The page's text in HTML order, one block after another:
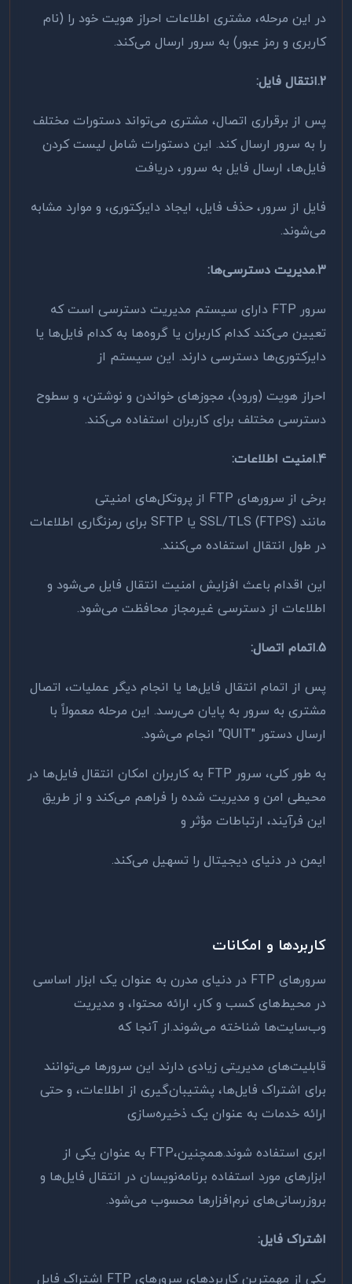
در این مرحله، مشتری اطلاعات احراز هویت خود را (نام
کاربری و رمز عبور) به سرور ارسال می‌کند.
2.انتقال فایل :
پس از برقراری اتصال، مشتری می‌تواند دستورات مختلف
را به سرور ارسال کند. این دستورات شامل لیست کردن
فایل‌ها، ارسال فایل به سرور، دریافت
فایل از سرور، حذف فایل، ایجاد دایرکتوری، و موارد مشابه
می‌شوند.
3.مدیریت دسترسی‌ها :
سرور FTP دارای سیستم مدیریت دسترسی است که
تعیین می‌کند کدام کاربران یا گروه‌ها به کدام فایل‌ها یا
دایرکتوری‌ها دسترسی دارند. این سیستم از
احراز هویت (ورود)، مجوزهای خواندن و نوشتن، و سطوح
دسترسی مختلف برای کاربران استفاده می‌کند.
4.امنیت اطلاعات :
برخی از سرورهای FTP از پروتکل‌های امنیتی
مانند SSL/TLS (FTPS) یا SFTP برای رمزنگاری اطلاعات
در طول انتقال استفاده می‌کنند.
این اقدام باعث افزایش امنیت انتقال فایل می‌شود و
اطلاعات از دسترسی غیرمجاز محافظت می‌شود.
5.اتمام اتصال :
پس از اتمام انتقال فایل‌ها یا انجام دیگر عملیات، اتصال
مشتری به سرور به پایان می‌رسد. این مرحله معمولاً با
ارسال دستور "QUIT" انجام می‌شود.
به طور کلی، سرور FTP به کاربران امکان انتقال فایل‌ها در
محیطی امن و مدیریت شده را فراهم می‌کند و از طریق
این فرآیند، ارتباطات مؤثر و
ایمن در دنیای دیجیتال را تسهیل می‌کند.
کاربردها و امکانات
سرورهای FTP در دنیای مدرن به عنوان یک ابزار اساسی
در محیط‌های کسب و کار، ارائه محتوا، و مدیریت
وب‌سایت‌ها شناخته می‌شوند.از آنجا که
قابلیت‌های مدیریتی زیادی دارند این سرورها می‌توانند
برای اشتراک فایل‌ها، پشتیبان‌گیری از اطلاعات، و حتی
ارائه خدمات به عنوان یک ذخیره‌سازی
ابری استفاده شوند.همچنین،FTP به عنوان یکی از
ابزارهای مورد استفاده برنامه‌نویسان در انتقال فایل‌ها و
بروزرسانی‌های نرم‌افزارها محسوب می‌شود.
اشتراک فایل:
یکی از مهمترین کاربردهای سرورهای FTP اشتراک فایل